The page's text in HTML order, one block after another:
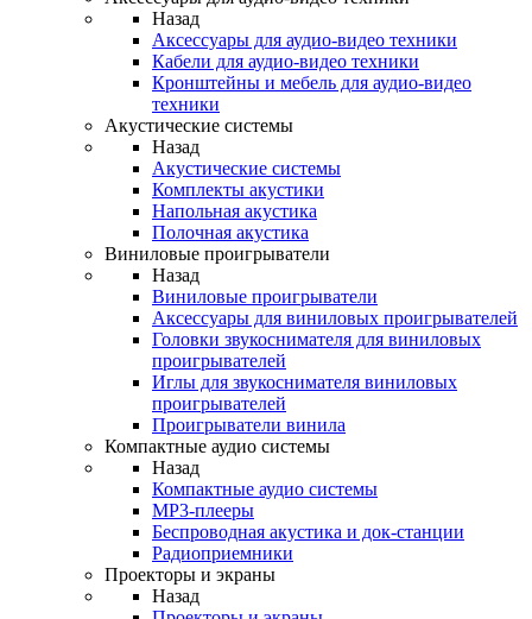
Назад
Аксессуары для аудио-видео техники
Кабели для аудио-видео техники
Кронштейны и мебель для аудио-видео
техники
Акустические системы
Назад
Акустические системы
Комплекты акустики
Напольная акустика
Полочная акустика
Виниловые проигрыватели
Назад
Виниловые проигрыватели
Аксессуары для виниловых проигрывателей
Головки звукоснимателя для виниловых
проигрывателей
Иглы для звукоснимателя виниловых
проигрывателей
Проигрыватели винила
Компактные аудио системы
Назад
Компактные аудио системы
MP3-плееры
Беспроводная акустика и док-станции
Радиоприемники
Проекторы и экраны
Назад